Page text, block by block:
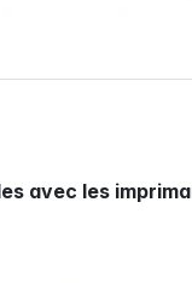
avec les